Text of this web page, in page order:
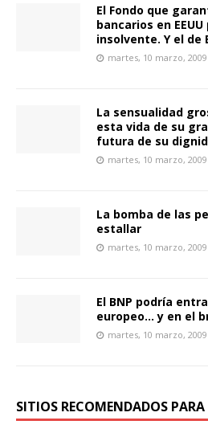
El Fondo que
bancarios en
insolvente. Y el de
martes, 10 marzo, 2009
La sensualidad
esta vida de su
futura de su
martes, 10 marzo, 2009
La bomba de las
estallar
martes, 10 marzo, 2009
El BNP podría
europeo… y en el
martes, 10 marzo, 2009
SITIOS RECOMENDADOS